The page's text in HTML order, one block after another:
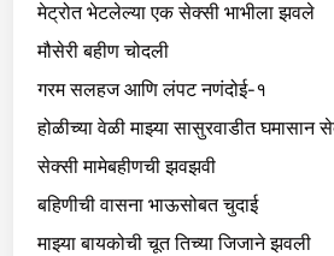
मेट्रोत भेटलेल्या एक सेक्सी भाभीला झवले
मौसेरी बहीण चोदली
गरम सलहज आणि लंपट नणंदोई-१
होळीच्या वेळी माझ्या सासुरवाडीत घमासान
सेक्सी मामेबहीणची झवझवी
बहिणीची वासना भाऊसोबत चुदाई
माझ्या बायकोची चूत तिच्या जिजाने झवली